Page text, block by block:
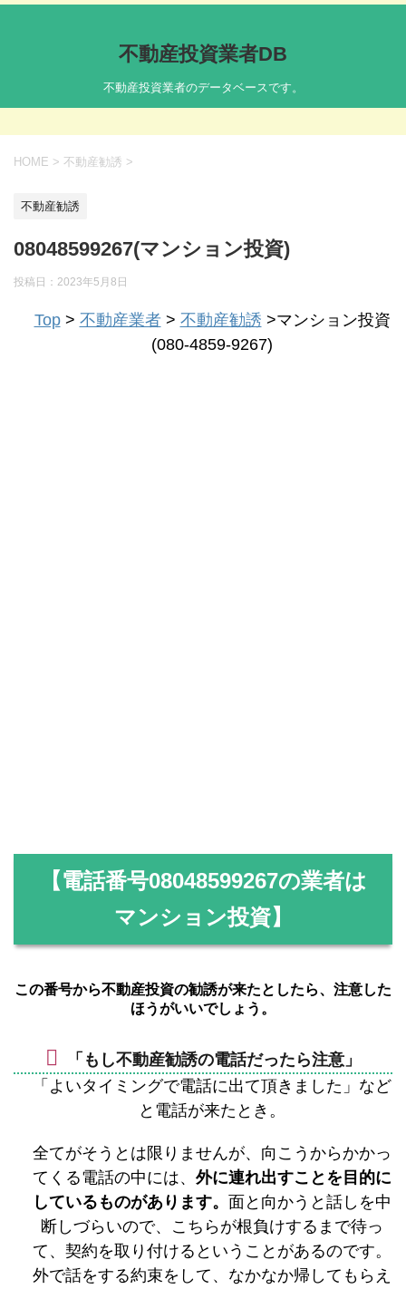
不動産投資業者DB
不動産投資業者のデータベースです。
HOME > 不動産勧誘 >
不動産勧誘
08048599267(マンション投資)
投稿日： 2023年5月8日
Top> 不動産業者> 不動産勧誘 >マンション投資
(080-4859-9267)
【電話番号08048599267の業者は
マンション投資】
この番号から不動産投資の勧誘が来たとしたら、注意した
ほうがいいでしょう。
「もし不動産勧誘の電話だったら注意」
「よいタイミングで電話に出て頂きました」など
と電話が来たとき。
全てがそうとは限りませんが、向こうからかかっ
てくる電話の中には、 外に連れ出すことを目的に
しているものがあります。 面と向かうと話しを中
断しづらいので、こちらが根負けするまで待っ
て、契約を取り付けるということがあるのです。
外で話をする約束をして、なかなか帰してもらえ